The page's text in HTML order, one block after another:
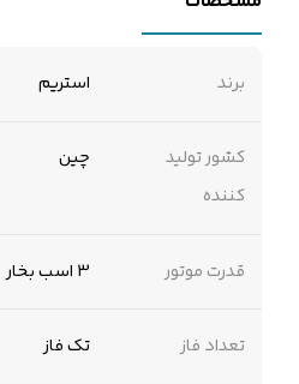
برند استریم
کشور تولید
کننده
چین
قدرت موتور 3 اسب بخار
تعداد فاز تک فاز